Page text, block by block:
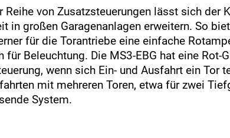
Reihe von Zusatzsteuerungen lässt sich der
in großen Garagenanlagen erweitern. So
für die Torantriebe eine einfache
für Beleuchtung. Die MS3-EBG hat eine Rot-
wenn sich Ein- und Ausfahrt ein Tor
mit mehreren Toren, etwa für zwei
System.